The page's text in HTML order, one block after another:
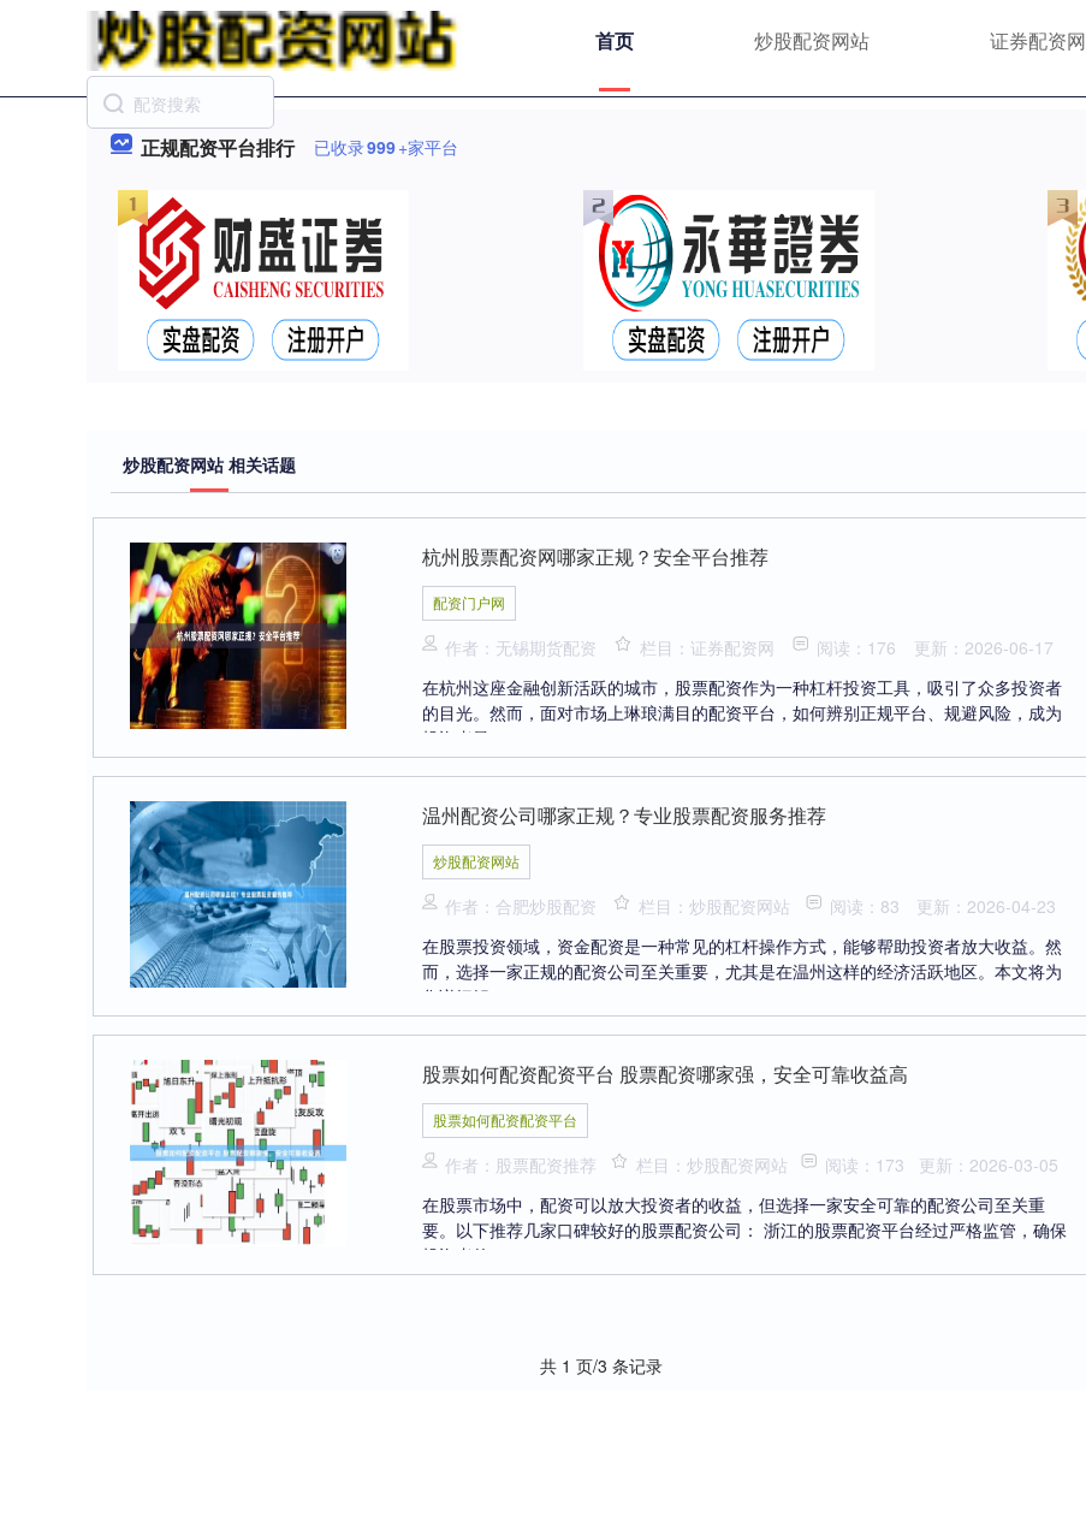
首页 炒股配资网站 证券配资网
正规配资平台排行 已收录999+家平台
炒股配资网站 相关话题
杭州股票配资网哪家正规？安全平台推荐
配资门户网
作者：无锡期货配资 栏目：证券配资网 阅读：176
更新：2026-06-17
在杭州这座金融创新活跃的城市，股票配资作为一种杠杆投资工具，吸引了众多投资者
的目光。然而，面对市场上琳琅满目的配资平台，如何辨别正规平台、规避风险，成为
投资者最....
温州配资公司哪家正规？专业股票配资服务推荐
炒股配资网站
作者：合肥炒股配资 栏目：炒股配资网站 阅读：83
更新：2026-04-23
在股票投资领域，资金配资是一种常见的杠杆操作方式，能够帮助投资者放大收益。然
而，选择一家正规的配资公司至关重要，尤其是在温州这样的经济活跃地区。本文将为
您详细解....
股票如何配资配资平台 股票配资哪家强，安全可靠收益高
股票如何配资配资平台
作者：股票配资推荐 栏目：炒股配资网站 阅读：173
更新：2026-03-05
在股票市场中，配资可以放大投资者的收益，但选择一家安全可靠的配资公司至关重
要。以下推荐几家口碑较好的股票配资公司： 浙江的股票配资平台经过严格监管，确保
投资者的....
共 1 页/3 条记录